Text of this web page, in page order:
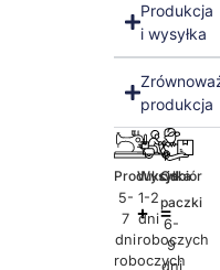
Produkcja
i wysyłka
produkcja
Produkcja
5-
7
dni
roboczych
Wysyłka
1-2
dni
roboczych
Odbiór
paczki
6-
9
dni